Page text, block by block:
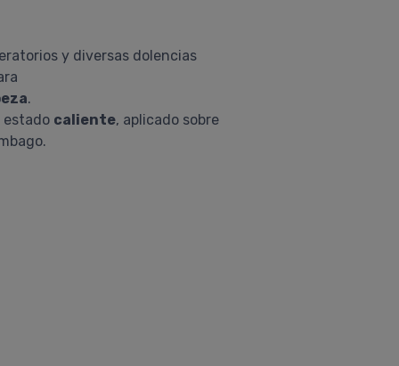
y diversas dolencias
.
estado caliente, aplicado sobre